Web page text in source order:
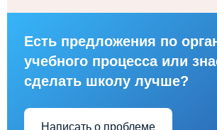
Есть предложения по
учебного процесса или
сделать школу лучше?
Написать о проблеме